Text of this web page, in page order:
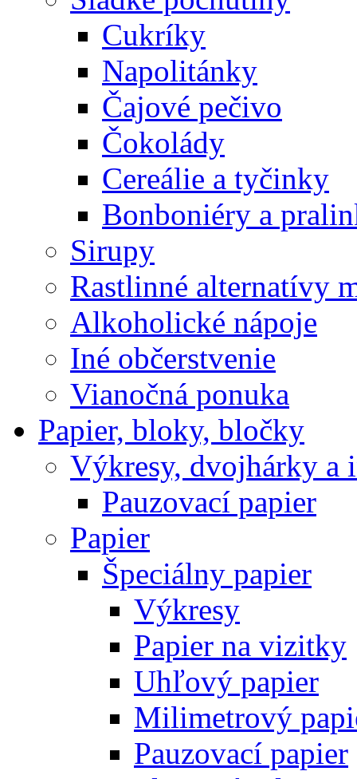
Cukríky
Napolitánky
Čajové pečivo
Čokolády
Cereálie a tyčinky
Bonboniéry a
Sirupy
Rastlinné alternatívy
Alkoholické nápoje
Iné občerstvenie
Vianočná ponuka
Papier, bloky, bločky
Výkresy, dvojhárky a
Pauzovací papier
Papier
Špeciálny papier
Výkresy
Papier na vizitky
Uhľový papier
Milimetrový
Pauzovací papier